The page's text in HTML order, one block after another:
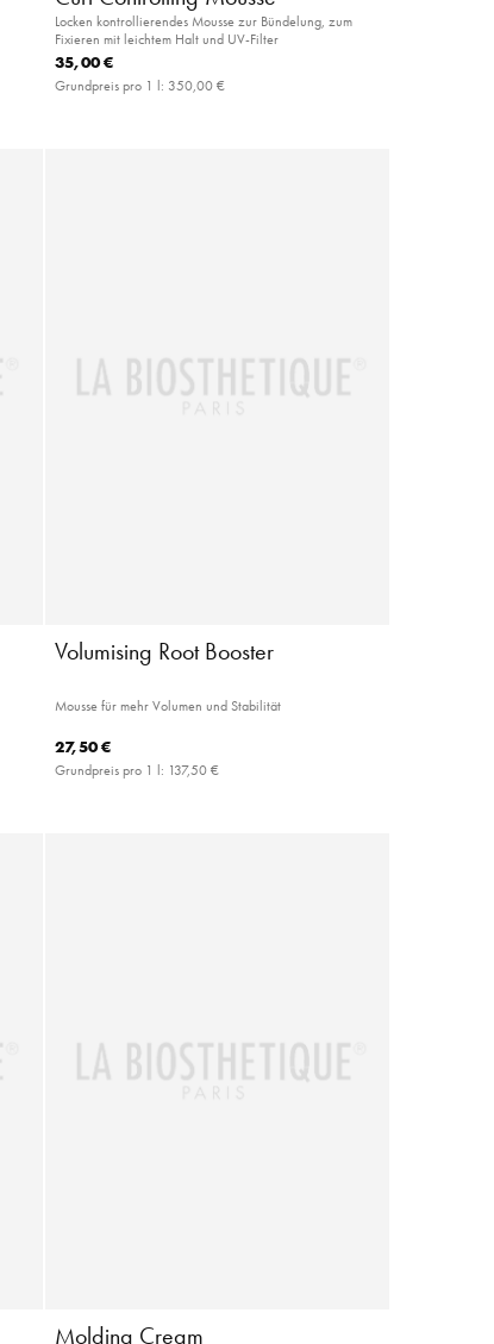
Locken kontrollierendes Mousse zur Bündelung, zum
Fixieren mit leichtem Halt und UV-Filter
35,00 €
Grundpreis pro 1 l: 350,00 €
Volumising Root Booster
Mousse für mehr Volumen und Stabilität
27,50 €
Grundpreis pro 1 l: 137,50 €
Molding Cream